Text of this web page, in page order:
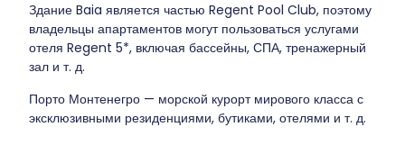
Здание Baia является частью Regent Pool Club, поэтому
владельцы апартаментов могут пользоваться услугами
отеля Regent 5*, включая бассейны, СПА, тренажерный
зал и т. д.
Порто Монтенегро — морской курорт мирового класса с
эксклюзивными резиденциями, бутиками, отелями и т. д.